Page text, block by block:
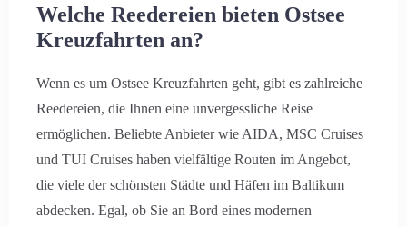
Welche Reedereien bieten Ostsee
Kreuzfahrten an?
Wenn es um Ostsee Kreuzfahrten geht, gibt es zahlreiche
Reedereien, die Ihnen eine unvergessliche Reise
ermöglichen. Beliebte Anbieter wie AIDA, MSC Cruises
und TUI Cruises haben vielfältige Routen im Angebot,
die viele der schönsten Städte und Häfen im Baltikum
abdecken. Egal, ob Sie an Bord eines modernen